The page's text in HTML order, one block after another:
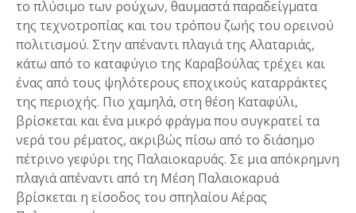
το πλύσιμο των ρούχων, θαυμαστά παραδείγματα
της τεχνοτροπίας και του τρόπου ζωής του ορεινού
πολιτισμού. Στην απέναντι πλαγιά της Αλαταριάς,
κάτω από το καταφύγιο της Καραβούλας τρέχει και
ένας από τους ψηλότερους εποχικούς καταρράκτες
της περιοχής. Πιο χαμηλά, στη θέση Καταφύλι,
βρίσκεται και ένα μικρό φράγμα που συγκρατεί τα
νερά του ρέματος, ακριβώς πίσω από το διάσημο
πέτρινο γεφύρι της Παλαιοκαρυάς. Σε μια απόκρημνη
πλαγιά απέναντι από τη Μέση Παλαιοκαρυά
βρίσκεται η είσοδος του σπηλαίου Αέρας